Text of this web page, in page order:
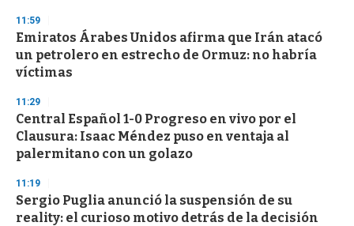
d
s
11:59
Emiratos Árabes Unidos afirma que Irán atacó
un petrolero en estrecho de Ormuz: no habría
víctimas
11:29
Central Español 1-0 Progreso en vivo por el
Clausura: Isaac Méndez puso en ventaja al
palermitano con un golazo
11:19
Sergio Puglia anunció la suspensión de su
reality: el curioso motivo detrás de la decisión